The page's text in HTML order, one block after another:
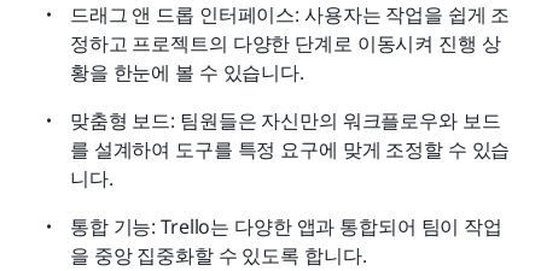
드래그 앤 드롭 인터페이스: 사용자는 작업을 쉽게 조
정하고 프로젝트의 다양한 단계로 이동시켜 진행 상
황을 한눈에 볼 수 있습니다.
맞춤형 보드: 팀원들은 자신만의 워크플로우와 보드
를 설계하여 도구를 특정 요구에 맞게 조정할 수 있습
니다.
통합 기능: Trello는 다양한 앱과 통합되어 팀이 작업
을 중앙 집중화할 수 있도록 합니다.